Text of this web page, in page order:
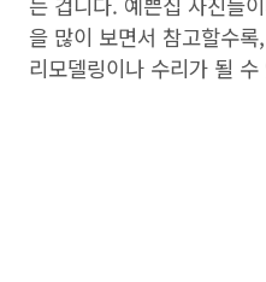
을 많이 보면서 참고할수
리모델링이나 수리가 될